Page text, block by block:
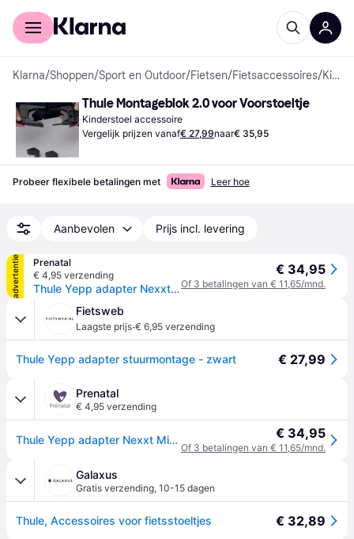
Voor shoppers
Klarna/Shoppen/Sport en Outdoor/Fietsen/Fietsaccessoires/ Kinderstoel accessoires
Thule Montageblok 2.0 voor Voorstoeltje
Kinderstoel accessoire
Vergelijk prijzen vanaf€ 27,99naar€ 35,95
Probeer flexibele betalingen met Leer hoe
Aanbevolen Prijs incl. levering
advertentie
Prenatal
€ 4,95 verzending
Thule Yepp adapter Nexxt Mini Slim Fit - Black
€ 34,95
Of 3 betalingen van € 11,65/mnd.
Fietsweb
Laagste prijs·€ 6,95 verzending
Thule Yepp adapter stuurmontage - zwart € 27,99
Prenatal
€ 4,95 verzending
Thule Yepp adapter Nexxt Mini Slim Fit - Black € 34,95
Of 3 betalingen van € 11,65/mnd.
Galaxus
Gratis verzending, 10-15 dagen
Thule, Accessoires voor fietsstoeltjes € 32,89